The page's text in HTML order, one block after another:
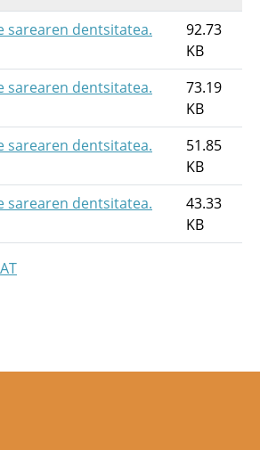
sarearen dentsitatea.
92.73
KB
sarearen dentsitatea.
73.19
KB
sarearen dentsitatea.
51.85
KB
sarearen dentsitatea.
43.33
KB